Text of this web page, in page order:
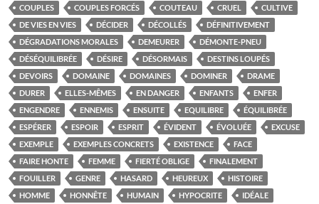
COUPLES COUPLES FORCÉS COUTEAU CRUEL
CULTIVE
DE VIES EN VIES
DÉCIDER DÉCOLLÉS
DÉFINITIVEMENT
DÉGRADATIONS MORALES
DEMEURER
DÉMONTE-PNEU
DÉSÉQUILIBRÉE
DÉSIRE DÉSORMAIS
DESTINS LOUPÉS
DEVOIRS
DOMAINE DOMAINES DOMINER
DRAME
DURER
ELLES-MÊMES EN DANGER ENFANTS
ENFER
ENGENDRE
ENNEMIS ENSUITE EQUILIBRE
ÉQUILIBRÉE
ESPÉRER
ESPOIR ESPRIT ÉVIDENT ÉVOLUÉE
EXCUSE
EXEMPLE
EXEMPLES CONCRETS EXISTENCE
FACE
FAIRE HONTE
FEMME FIERTÉ OBLIGE
FINALEMENT
FOUILLER
GENRE HASARD HEUREUX
HISTOIRE
HOMME
HONNÊTE HUMAIN HYPOCRITE
IDÉALE